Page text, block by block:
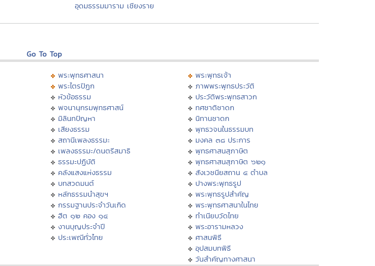
อุดมธรรมมาราม เชียงราย
Go To Top
พระพุทธศาสนา
พระไตรปิฏก
หัวข้อธรรม
พจนานุกรมพุทธศาสน์
มิลินทปัญหา
เสียงธรรม
สถานีเพลงธรรมะ
เพลงธรรมะ/ดนตรีสมาธิ
ธรรมะปฏิบัติ
คลังแสงแห่งธรรม
บทสวดมนต์
หลักธรรมนำสุขฯ
กรรมฐานประจำวันเกิด
ฮีต ๑๒ คอง ๑๔
งานบุญประจำปี
ประเพณีทั่วไทย
พระพุทธเจ้า
ภาพพระพุทธประวัติ
ประวัติพระพุทธสาวก
ทศชาติชาดก
นิทานชาดก
พุทธวจนในธรรมบท
มงคล ๓๘ ประการ
พุทธศาสนสุภาษิต
พุทธศาสนสุภาษิต ๖๒๑
สังเวชนียสถาน ๔ ตำบล
ปางพระพุทธรูป
พระพุทธรูปสำคัญ
พระพุทธศาสนาในไทย
ทำเนียบวัดไทย
พระอารามหลวง
ศาสนพิธี
อุปสมบทพิธี
วันสำคัญทางศาสนา